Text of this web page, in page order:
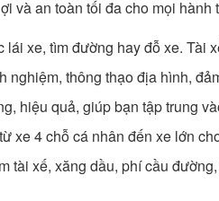
và an toàn tối đa cho mọi hành
xe, tìm đường hay đỗ xe. Tài
thông thạo địa hình,
hiệu quả, giúp bạn tập trung
4 chỗ cá nhân đến xe lớn
tài xế, xăng dầu, phí cầu